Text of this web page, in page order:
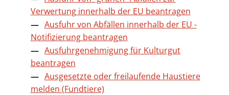
Verwertung innerhalb der EU beantragen
Ausfuhr von Abfällen innerhalb der EU -
Notifizierung beantragen
Ausfuhrgenehmigung für Kulturgut
beantragen
Ausgesetzte oder freilaufende Haustiere
melden (Fundtiere)